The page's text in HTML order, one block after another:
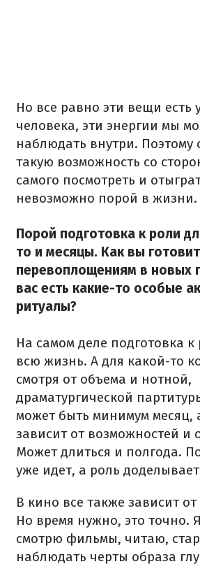
Но все равно эти вещи есть
человека, эти энергии мы
наблюдать внутри. Поэтому
такую возможность со
самого посмотреть и
невозможно порой в жизни.
Порой подготовка к роли
то и месяцы. Как вы
перевоплощениям в новых
вас есть какие-то особые
ритуалы?
На самом деле подготовка к
всю жизнь. А для какой-то
смотря от объема и нотной,
драматургической
может быть минимум месяц,
зависит от возможностей и
Может длиться и полгода.
уже идет, а роль
В кино все также зависит от
Но время нужно, это точно.
смотрю фильмы, читаю,
наблюдать черты образа